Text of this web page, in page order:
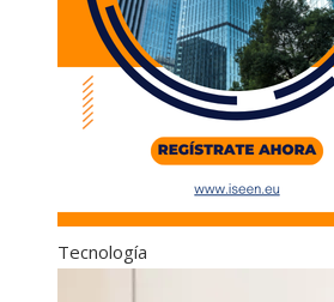
Tecnología